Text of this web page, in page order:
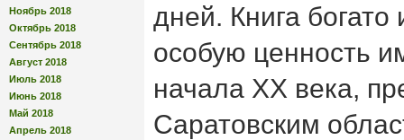
Ноябрь 2018
Октябрь 2018
Сентябрь 2018
Август 2018
Июль 2018
Июнь 2018
Май 2018
Апрель 2018
дней. Книга
особую ценность
начала XX века,
Саратовским